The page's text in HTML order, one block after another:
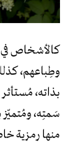
كالأشخاص في
وطِباعهم،
بذاته،
سَمتِه،
منها رمزية